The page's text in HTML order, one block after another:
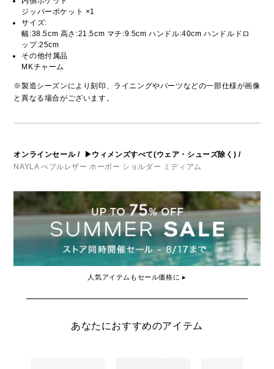
ジッパーポケット ×1
サイズ:
幅:38.5cm 高さ:21.5cm マチ:9.5cm ハンドル:40cm ハンドルドロ
ップ:25cm
その他付属品
MKチャーム
※製造シーズンにより刻印、ライニングやパーツなどの一部仕様が画像
と異なる場合がございます。
オンラインセール/ ▶ウィメンズすべて(ウェア・シューズ除く) /
NAYLA ぺブルレザー ホーボー ショルダー ミディアム
人気アイテムもセール価格に ▸
あなたにおすすめのアイテム